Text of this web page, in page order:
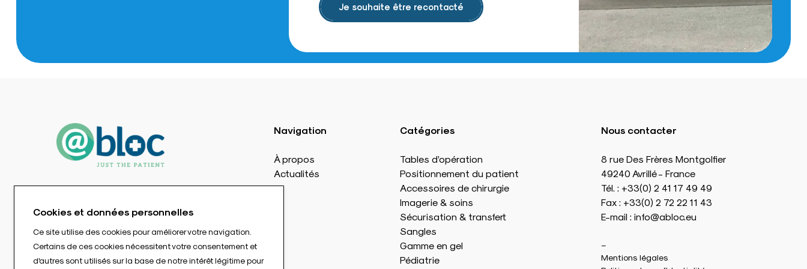
Je souhaite être recontacté
Navigation
À propos
Actualités
Catégories
Tables d’opération
Positionnement du patient
Accessoires de chirurgie
Imagerie & soins
Sécurisation & transfert
Sangles
Gamme en gel
Pédiatrie
Nous contacter
8 rue Des Frères Montgolfier
49240 Avrillé - France
Tél. : +33(0) 2 41 17 49 49
Fax : +33(0) 2 72 22 11 43
E-mail : info@abloc.eu
–
Mentions légales
Cookies et données personnelles
Ce site utilise des cookies pour améliorer votre navigation.
Certains de ces cookies nécessitent votre consentement et
d'autres sont utilisés sur la base de notre intérêt légitime pour